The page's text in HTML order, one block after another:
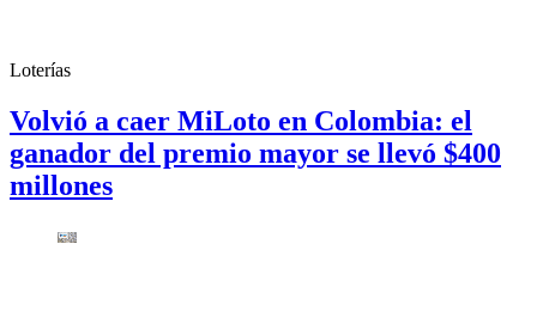
Loterías
Volvió a caer MiLoto en Colombia: el
ganador del premio mayor se llevó $400
millones